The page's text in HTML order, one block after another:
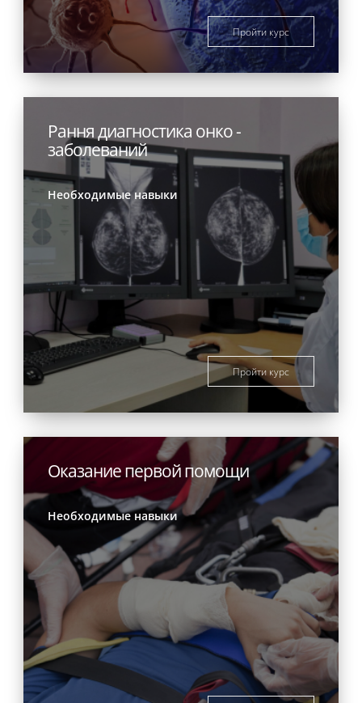
Пройти курс
Рання диагностика онко -
заболеваний
Необходимые навыки
Пройти курс
Оказание первой помощи
Необходимые навыки